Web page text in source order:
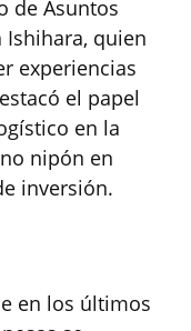
de Asuntos
Ishihara, quien
experiencias
el papel
en la
nipón en
inversión.
en los últimos